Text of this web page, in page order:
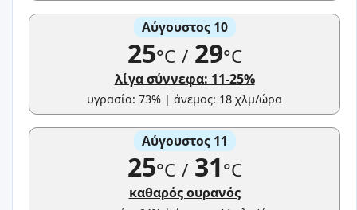
Αύγουστος 10
25°C /29°C
λίγα σύννεφα: 11-25%
υγρασία: 73% | άνεμος: 18 χλμ/ώρα
Αύγουστος 11
25°C /31°C
καθαρός ουρανός